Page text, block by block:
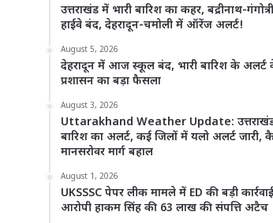
उत्तराखंड में भारी बारिश का कहर, बद्रीनाथ-
हाईवे बंद, देहरादून-चमोली में ऑरेंज अलर्ट!
August 5, 2026
देहरादून में आज स्कूल बंद, भारी बारिश के अलर्ट
प्रशासन का बड़ा फैसला
August 3, 2026
Uttarakhand Weather Update: उत्तराखंड
बारिश का अलर्ट, कई जिलों में यलो अलर्ट जारी,
मानसरोवर मार्ग बहाल
August 1, 2026
UKSSSC पेपर लीक मामले में ED की बड़ी
आरोपी हाकम सिंह की 63 लाख की संपत्ति अटैच